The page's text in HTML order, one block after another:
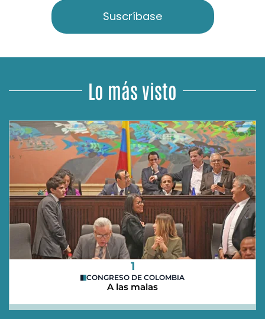
Suscríbase
Lo más visto
1
CONGRESO DE COLOMBIA
A las malas